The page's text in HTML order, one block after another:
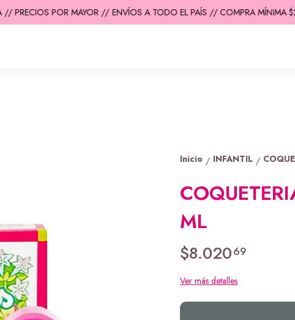
POR MAYOR // ENVÍOS A TODO EL PAÍS // COMPRA MÍNIMA
Inicio / INFANTIL /
ML
$8.02069
Ver más detalles